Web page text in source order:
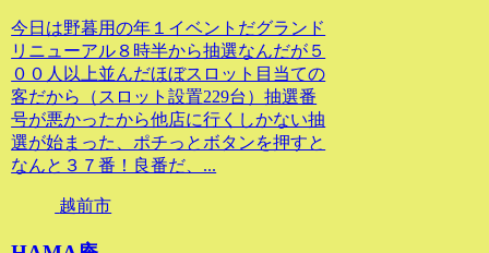
今日は野暮用の年１イベントだグランド
リニューアル８時半から抽選なんだが５
００人以上並んだほぼスロット目当ての
客だから（スロット設置229台）抽選番
号が悪かったから他店に行くしかない抽
選が始まった、ポチっとボタンを押すと
なんと３７番！良番だ、...
越前市